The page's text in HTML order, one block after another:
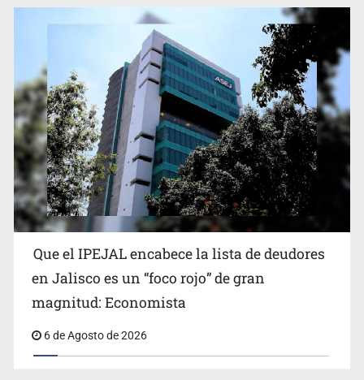
Que el IPEJAL encabece la lista de deudores
en Jalisco es un “foco rojo” de gran
magnitud: Economista
6 de Agosto de 2026